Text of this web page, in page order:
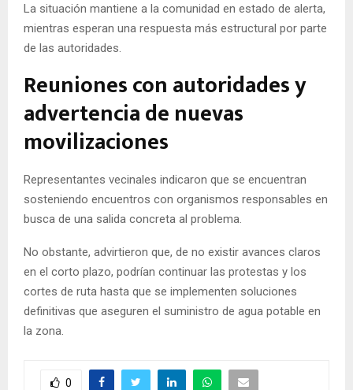
La situación mantiene a la comunidad en estado de alerta,
mientras esperan una respuesta más estructural por parte
de las autoridades.
Reuniones con autoridades y
advertencia de nuevas
movilizaciones
Representantes vecinales indicaron que se encuentran
sosteniendo encuentros con organismos responsables en
busca de una salida concreta al problema.
No obstante, advirtieron que, de no existir avances claros
en el corto plazo, podrían continuar las protestas y los
cortes de ruta hasta que se implementen soluciones
definitivas que aseguren el suministro de agua potable en
la zona.
0